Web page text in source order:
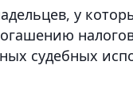
у
судебных